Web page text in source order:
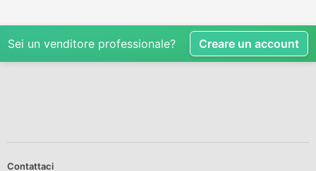
Sei un venditore professionale? Creare un account
Contattaci